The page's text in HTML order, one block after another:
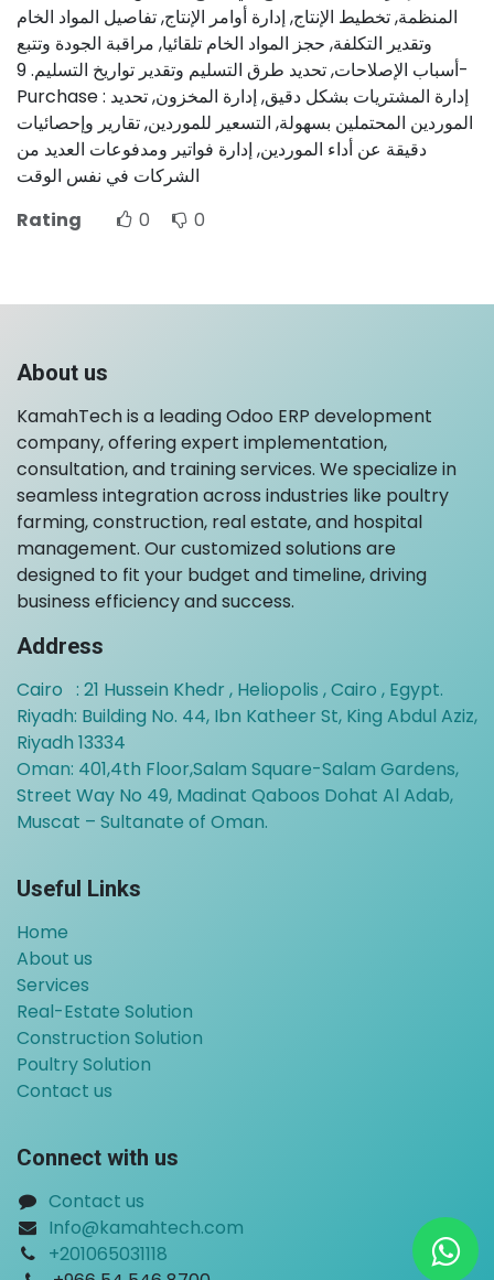
المنظمة, تخطيط الإنتاج, إدارة أوامر الإنتاج, تفاصيل المواد الخام
وتقدير التكلفة, حجز المواد الخام تلقائيا, مراقبة الجودة وتتبع
أسباب الإصلاحات, تحديد طرق التسليم وتقدير تواريخ التسليم. 9-
Purchase : إدارة المشتريات بشكل دقيق, إدارة المخزون, تحديد
الموردين المحتملين بسهولة, التسعير للموردين, تقارير وإحصائيات
دقيقة عن أداء الموردين, إدارة فواتير ومدفوعات العديد من
الشركات في نفس الوقت
Rating
0 0
About us
KamahTech is a leading Odoo ERP development
company, offering expert implementation,
consultation, and training services. We specialize in
seamless integration across industries like poultry
farming, construction, real estate, and hospital
management. Our customized solutions are
designed to fit your budget and timeline, driving
business efficiency and success.
Address
Cairo : 21 Hussein Khedr , Heliopolis , Cairo , Egypt.
Riyadh: Building No. 44, Ibn Katheer St, King Abdul Aziz,
Riyadh 13334
Oman: 401,4th Floor,Salam Square-Salam Gardens,
Street Way No 49, Madinat Qaboos Dohat Al Adab,
Muscat – Sultanate of Oman.
Useful Links
Home
About us
Services
Real-Estate Solution
Construction Solution
Poultry Solution
Contact us
Connect with us
Contact us
Info@kamahtech.com
+201065031118